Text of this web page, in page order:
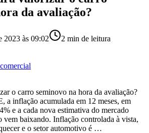
da avaliação?
2023 às 09:02 2 min de leitura
o carro seminovo na hora da avaliação?
a inflação acumulada em 12 meses, em
e a cada nova estimativa do mercado
vem baixando. Inflação controlada à vista,
e o setor automotivo é …